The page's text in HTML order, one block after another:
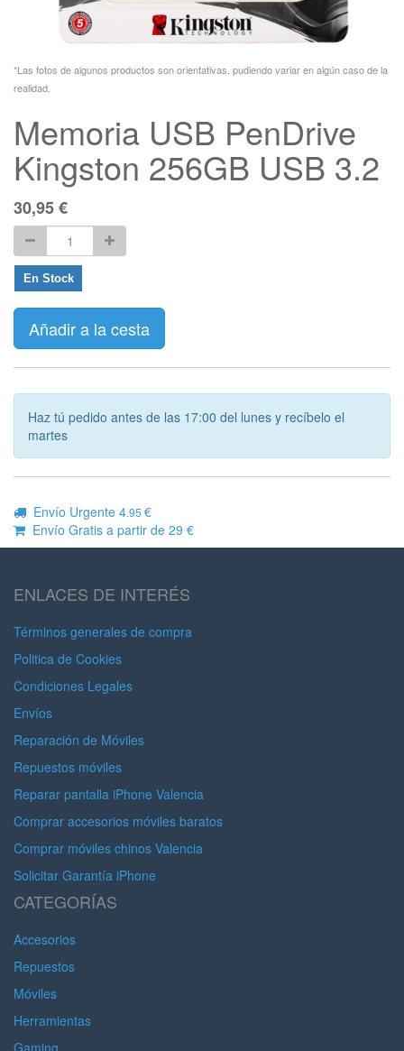
*Las fotos de algunos productos son orientativas, pudiendo variar en algún caso de la
realidad.
Memoria USB PenDrive
Kingston 256GB USB 3.2
30,95€
En Stock
Añadir a la cesta
Haz tú pedido antes de las 17:00 del lunes y recíbelo el
martes
Envío Urgente 4.95 €
Envío Gratis a partir de 29 €
ENLACES DE INTERÉS
Términos generales de compra
Politica de Cookies
Condiciones Legales
Envíos
Reparación de Móviles
Repuestos móviles
Reparar pantalla iPhone Valencia
Comprar accesorios móviles baratos
Comprar móviles chinos Valencia
Solicitar Garantía iPhone
CATEGORÍAS
Accesorios
Repuestos
Móviles
Herramientas
Gaming